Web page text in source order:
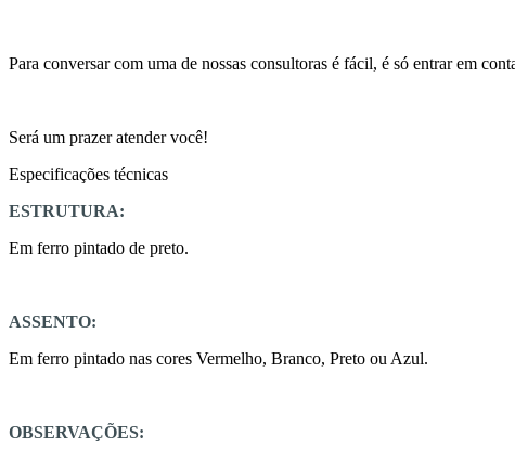
Para conversar com uma de nossas consultoras é fácil, é só entrar em
Será um prazer atender você!
Especificações técnicas
ESTRUTURA:
Em ferro pintado de preto.
ASSENTO:
Em ferro pintado nas cores Vermelho, Branco, Preto ou Azul.
OBSERVAÇÕES: